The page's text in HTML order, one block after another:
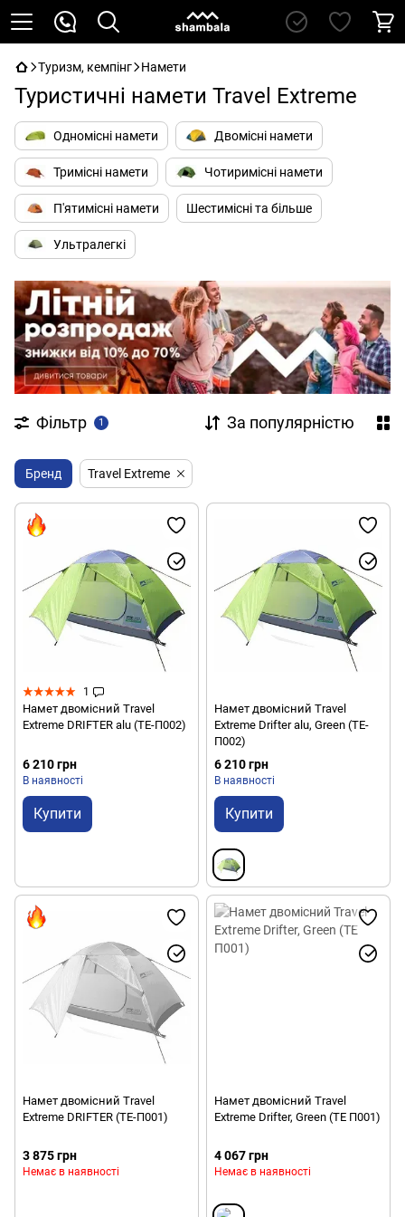
Туризм, кемпінг Намети
Туристичні намети Travel Extreme
Одномісні намети Двомісні намети
Тримісні намети Чотиримісні намети
П'ятимісні намети Шестимісні та більше
Ультралегкі
Фільтр 1 За популярністю
Бренд Travel Extreme
1
Намет двомісний Travel
Extreme DRIFTER alu (ТE-П002)
6 210 грн
В наявності
Купити
Намет двомісний Travel
Extreme Drifter alu, Green (ТE-
П002)
6 210 грн
В наявності
Купити
Намет двомісний Travel
Extreme DRIFTER (ТE-П001)
3 875 грн
Немає в наявності
Намет двомісний Travel
Extreme Drifter, Green (ТE П001)
4 067 грн
Немає в наявності